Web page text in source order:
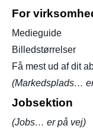
For
Medieguide
Billedstørrelser
Få mest ud af dit
(Markedsplads…
Jobsektion
(Jobs… er på vej)